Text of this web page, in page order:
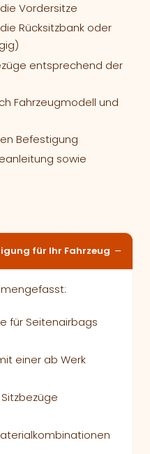
Vordersitze
Rücksitzbank oder
entsprechend der
Fahrzeugmodell und
Befestigung
sowie
für Ihr Fahrzeug
für Seitenairbags
einer ab Werk